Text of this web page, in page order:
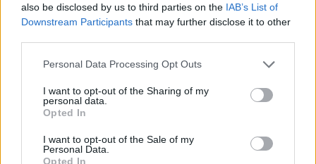
also be disclosed by us to third parties on the IAB’s List of
Downstream Participants that may further disclose it to other
Personal Data Processing Opt Outs
I want to opt-out of the Sharing of my
personal data.
Opted In
I want to opt-out of the Sale of my
Personal Data.
Opted In
december 2023
november 2023
august 2023
júl 2023